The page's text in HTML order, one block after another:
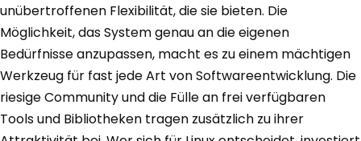
unübertroffenen Flexibilität, die sie bieten. Die
Möglichkeit, das System genau an die eigenen
Bedürfnisse anzupassen, macht es zu einem mächtigen
Werkzeug für fast jede Art von Softwareentwicklung. Die
riesige Community und die Fülle an frei verfügbaren
Tools und Bibliotheken tragen zusätzlich zu ihrer